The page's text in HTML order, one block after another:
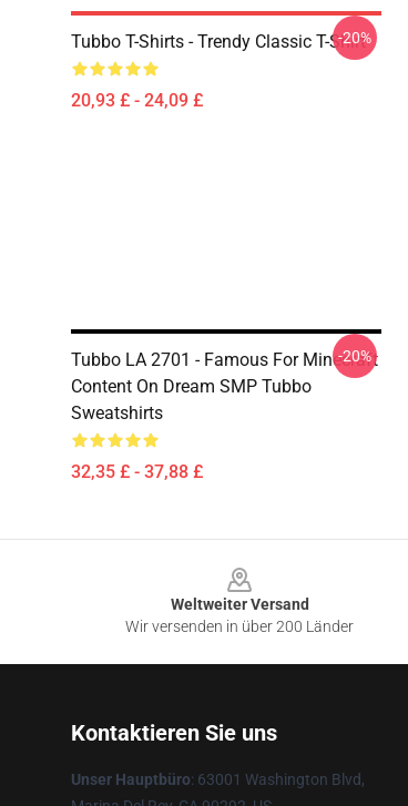
Tubbo T-Shirts - Trendy Classic T-Shirt
20,93 £ - 24,09 £
-20%
Tubbo LA 2701 - Famous For Minecraft
Content On Dream SMP Tubbo
Sweatshirts
32,35 £ - 37,88 £
-20%
Weltweiter Versand
Wir versenden in über 200 Länder
Kontaktieren Sie uns
Unser Hauptbüro: 63001 Washington Blvd,